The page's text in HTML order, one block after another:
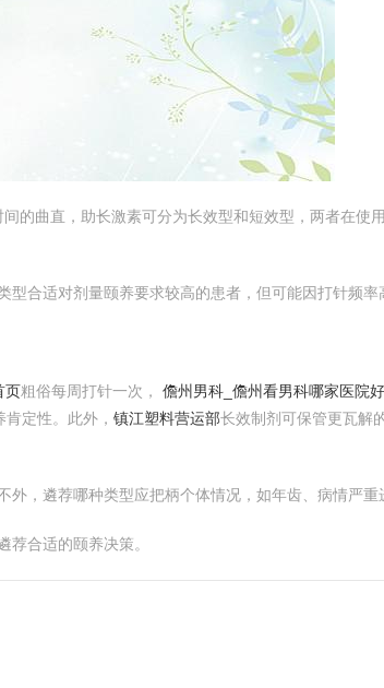
的曲直，助长激素可分为长效型和短效型，两者在使
合适对剂量颐养要求较高的患者，但可能因打针频率
页粗俗每周打针一次， 儋州男科_儋州看男科哪家医院
定性。此外， 镇江塑料营运部长效制剂可保管更瓦解
，遴荐哪种类型应把柄个体情况，如年齿、病情严重
合适的颐养决策。